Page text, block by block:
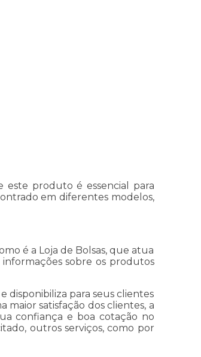
este produto é essencial para
em diferentes modelos,
é a Loja de Bolsas, que atua
sobre os produtos
disponibiliza para seus clientes
maior satisfação dos clientes, a
confiança e boa cotação no
outros serviços, como por